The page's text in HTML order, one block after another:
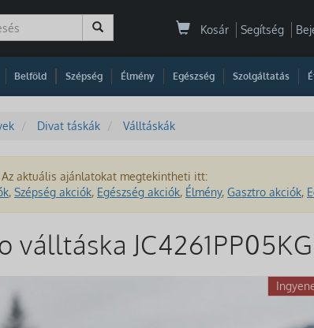
Kosár Segítség
Belföld Szépség Élmény Egészség Szolgáltatás
Divat táskák Válltáskák
aktuális ajánlatokat megtekintheti itt:
, Szépség akciók, Egészség akciók, Élmény, Gasztro akciók,
válltáska